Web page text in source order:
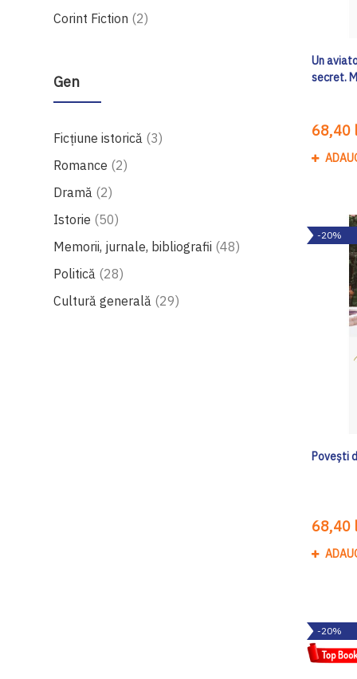
Corint Fiction 2produse
Gen
Ficțiune istorică 3produse
Romance 2produse
Dramă 2produse
Istorie
50produse
Memorii, jurnale, bibliografii 48produse
Politică 28produse
Cultură generală 29produse
Un
secret.
68,40
-20%
Povești
68,40
-20%